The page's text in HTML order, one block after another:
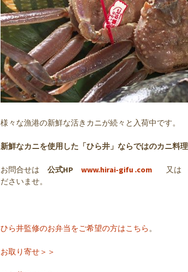
様々な漁港の新鮮な活きカニが続々と入荷中です。
新鮮なカニを使用した「ひら井」ならではのカニ料理
お問合せは 公式HP www.hirai-gifu .com 又は
ださいませ。
ひら井監修のお弁当をご希望の方はこちら 。
お取り寄せ＞＞